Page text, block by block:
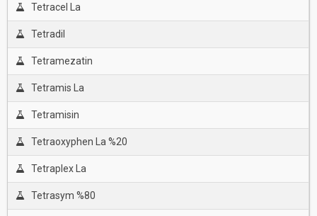
Tetracel La
Tetradil
Tetramezatin
Tetramis La
Tetramisin
Tetraoxyphen La %20
Tetraplex La
Tetrasym %80